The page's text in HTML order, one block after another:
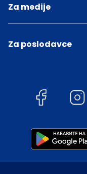
Za medije
Za poslodavce